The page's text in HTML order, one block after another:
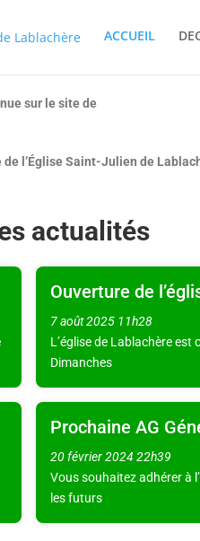
ACCUEIL
sur le site de
de l’Église Saint-Julien de
actualités
Ouverture de
7 août 2025 11h28
L’église de Lablachère
Dimanches
Prochaine AG
20 février 202422h39
Vous souhaitez adhérer à
les futurs